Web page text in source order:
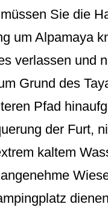
Sie die
um Alpamaya
verlassen und
Grund des
Pfad
der Furt,
kaltem